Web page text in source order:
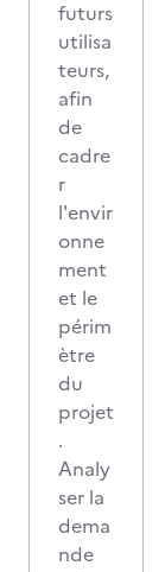
futurs
utilisa
teurs,
afin
de
cadre
r
l'envir
onne
ment
et le
périm
ètre
du
projet
.
Analy
ser la
dema
nde